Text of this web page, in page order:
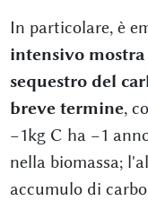
In particolare, è
intensivo
sequestro del
breve termine,
−1kg C ha −1
nella biomassa;
accumulo di